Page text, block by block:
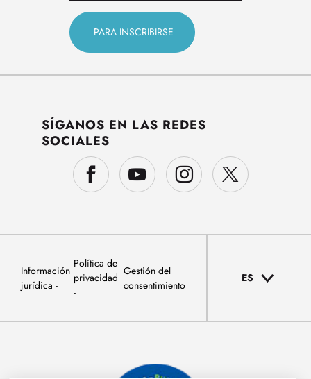
SÍGANOS EN LAS REDES
SOCIALES
Información
jurídica
Política de
privacidad
Gestión del
consentimiento
ES